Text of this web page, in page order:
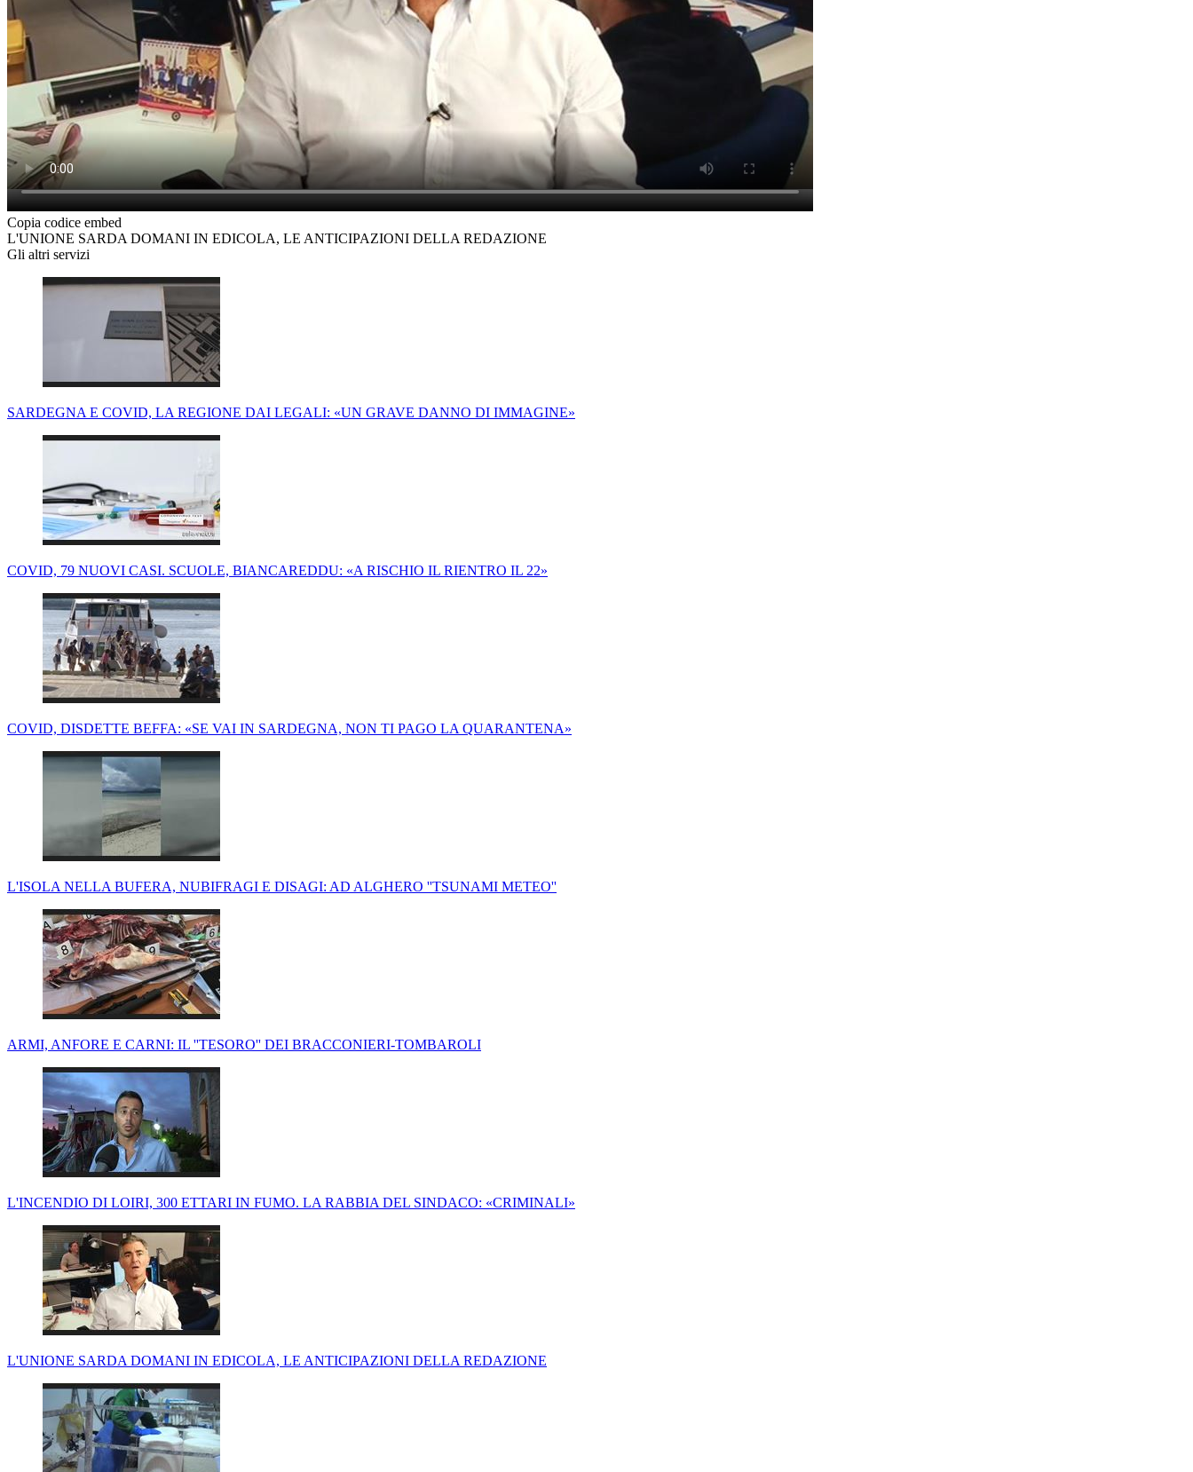
Copia codice embed
L'UNIONE SARDA DOMANI IN EDICOLA, LE ANTICIPAZIONI DELLA REDAZIONE
Gli altri servizi
SARDEGNA E COVID, LA REGIONE DAI LEGALI: «UN GRAVE DANNO DI IMMAGINE»
COVID, 79 NUOVI CASI. SCUOLE, BIANCAREDDU: «A RISCHIO IL RIENTRO IL 22»
COVID, DISDETTE BEFFA: «SE VAI IN SARDEGNA, NON TI PAGO LA QUARANTENA»
L'ISOLA NELLA BUFERA, NUBIFRAGI E DISAGI: AD ALGHERO ''TSUNAMI METEO''
ARMI, ANFORE E CARNI: IL ''TESORO'' DEI BRACCONIERI-TOMBAROLI
L'INCENDIO DI LOIRI, 300 ETTARI IN FUMO. LA RABBIA DEL SINDACO: «CRIMINALI»
L'UNIONE SARDA DOMANI IN EDICOLA, LE ANTICIPAZIONI DELLA REDAZIONE